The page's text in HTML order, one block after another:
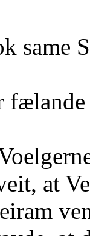
same
at